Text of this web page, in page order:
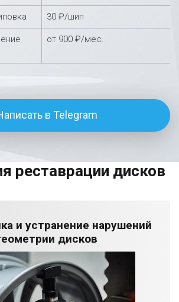
30 ₽/шип
от 900 ₽/мес.
в Telegram
реставрации дисков
и устранение нарушений
дисков